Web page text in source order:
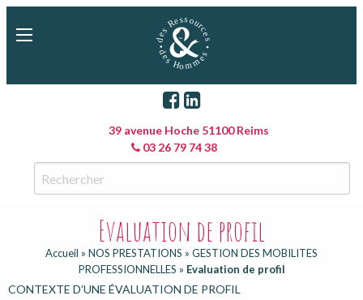
39 avenue Hoche 51100 Reims
03 26 79 74 38
Evaluation de profil
Accueil » NOS PRESTATIONS » GESTION DES MOBILITES
PROFESSIONNELLES » Evaluation de profil
CONTEXTE D’UNE ÉVALUATION DE PROFIL